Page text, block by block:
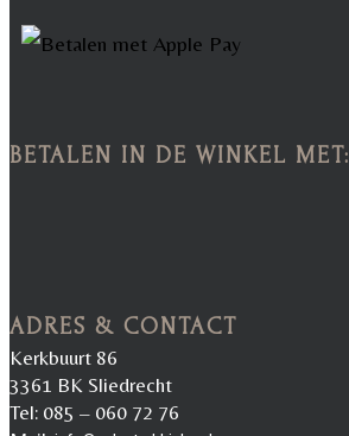
BETALEN IN DE WINKEL MET:
ADRES & CONTACT
Kerkbuurt 86
3361 BK Sliedrecht
Tel: 085 – 060 72 76